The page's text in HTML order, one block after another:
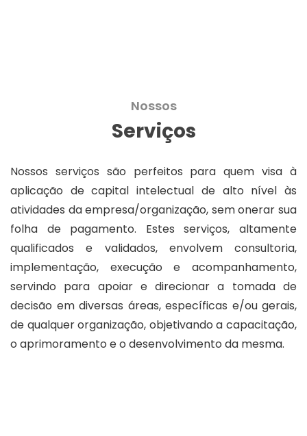
Nossos
Serviços
Nossos serviços são perfeitos para quem visa à
aplicação de capital intelectual de alto nível às
atividades da empresa/organização, sem onerar sua
folha de pagamento. Estes serviços, altamente
qualificados e validados, envolvem consultoria,
implementação, execução e acompanhamento,
servindo para apoiar e direcionar a tomada de
decisão em diversas áreas, específicas e/ou gerais,
de qualquer organização, objetivando a capacitação,
o aprimoramento e o desenvolvimento da mesma.